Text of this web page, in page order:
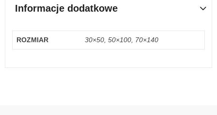
Informacje dodatkowe
ROZMIAR 30×50, 50×100, 70×140